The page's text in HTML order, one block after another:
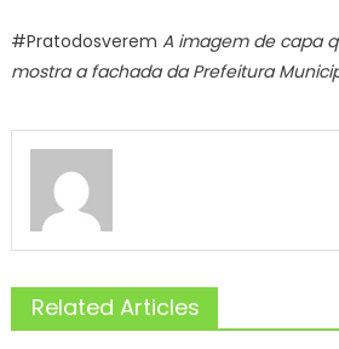
#Pratodosverem A imagem de capa
mostra a fachada da Prefeitura
Related Articles